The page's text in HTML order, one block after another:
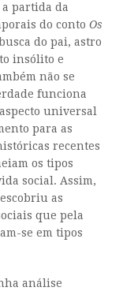
a partida da
do contoOs
do pai, astro
insólito e
não se
funciona
universal
para as
recentes
os tipos
social. Assim,
as
que pela
se em tipos
análise